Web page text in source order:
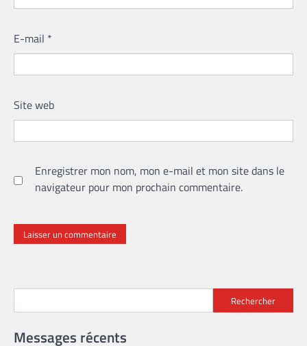
E-mail *
Site web
Enregistrer mon nom, mon e-mail et mon site dans le
navigateur pour mon prochain commentaire.
Rechercher
Messages récents